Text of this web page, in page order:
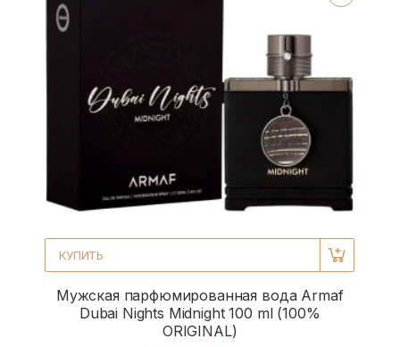
КУПИТЬ
Мужская парфюмированная вода Armaf
Dubai Nights Midnight 100 ml (100%
ORIGINAL)